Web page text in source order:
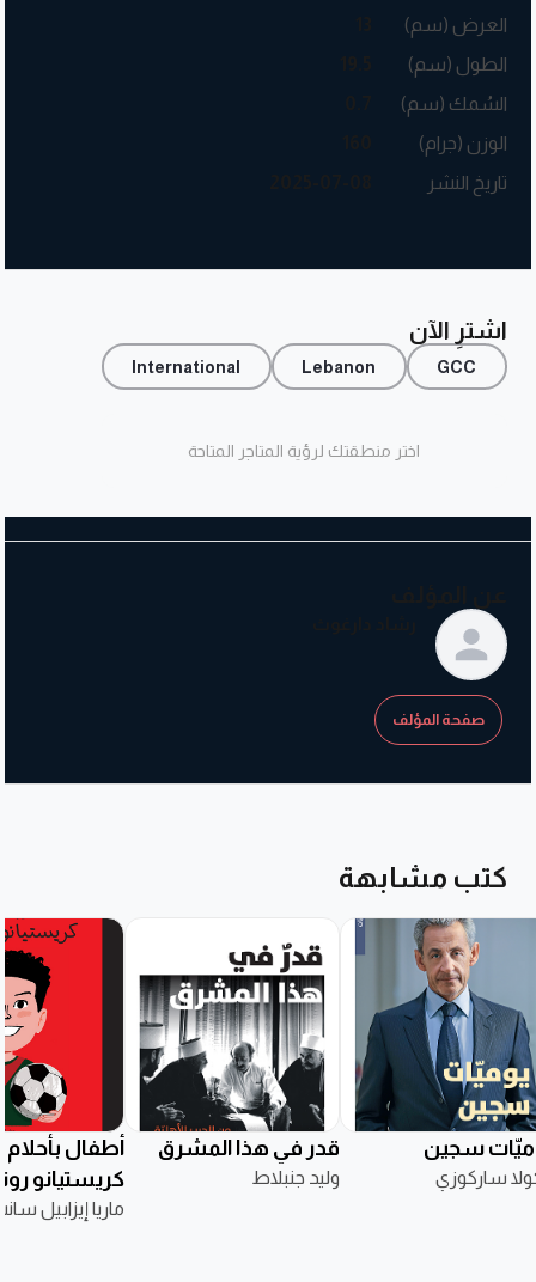
حالاته، وما يجول في أرجاء قلبه وفكره من عواطف
وانفعالات.
"يوم عاد أبي"، قصّة ولد أبوه مسافر، يملّ الضيوف والزوّار
الذين يطرقون بابه ويحلّون في داره. يمرض يومًا، ويسمع
العرض (سم)
الطول (سم)
السُمك (سم)
الوزن (جرام)
تاريخ النشر
اشترِ الآن
GCC
Lebanon
International
اختر منطقتك لرؤية المتاجر المتاحة
صفحة المؤلف
كتب مشابهة
سجين
ساركوزي
قدر في هذا المشرق
وليد جنبلاط
أطفال بأحلام
كريستيانو
ماريا إيزابيل